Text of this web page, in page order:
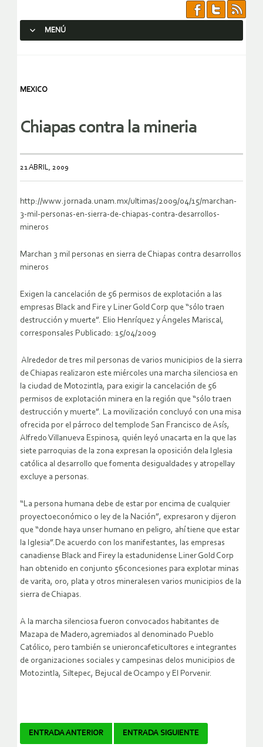
MENÚ
MEXICO
Chiapas contra la mineria
21 ABRIL, 2009
http://www.jornada.unam.mx/ultimas/2009/04/15/marchan-
3-mil-personas-en-sierra-de-chiapas-contra-desarrollos-
mineros
Marchan 3 mil personas en sierra de Chiapas contra desarrollos
mineros
Exigen la cancelación de 56 permisos de explotación a las
empresas Black and Fire y Liner Gold Corp que “sólo traen
destrucción y muerte”. Elio Henríquez y Ángeles Mariscal,
corresponsales Publicado: 15/04/2009
Alrededor de tres mil personas de varios municipios de la sierra
de Chiapas realizaron este miércoles una marcha silenciosa en
la ciudad de Motozintla, para exigir la cancelación de 56
permisos de explotación minera en la región que “sólo traen
destrucción y muerte”. La movilización concluyó con una misa
ofrecida por el párroco del templode San Francisco de Asís,
Alfredo Villanueva Espinosa, quién leyó unacarta en la que las
siete parroquias de la zona expresan la oposición dela Iglesia
católica al desarrollo que fomenta desigualdades y atropellay
excluye a personas.
“La persona humana debe de estar por encima de cualquier
proyectoeconómico o ley de la Nación”, expresaron y dijeron
que “donde haya unser humano en peligro, ahí tiene que estar
la Iglesia”.De acuerdo con los manifestantes, las empresas
canadiense Black and Firey la estadunidense Liner Gold Corp
han obtenido en conjunto 56concesiones para explotar minas
de varita, oro, plata y otros mineralesen varios municipios de la
sierra de Chiapas.
A la marcha silenciosa fueron convocados habitantes de
Mazapa de Madero,agremiados al denominado Pueblo
Católico, pero también se unieroncafeticultores e integrantes
de organizaciones sociales y campesinas delos municipios de
Motozintla, Siltepec, Bejucal de Ocampo y El Porvenir.
Navegador
ENTRADA ANTERIOR ENTRADA SIGUIENTE